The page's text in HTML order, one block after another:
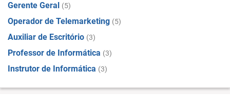
Gerente Geral (5)
Operador de Telemarketing (5)
Auxiliar de Escritório (3)
Professor de Informática (3)
Instrutor de Informática (3)